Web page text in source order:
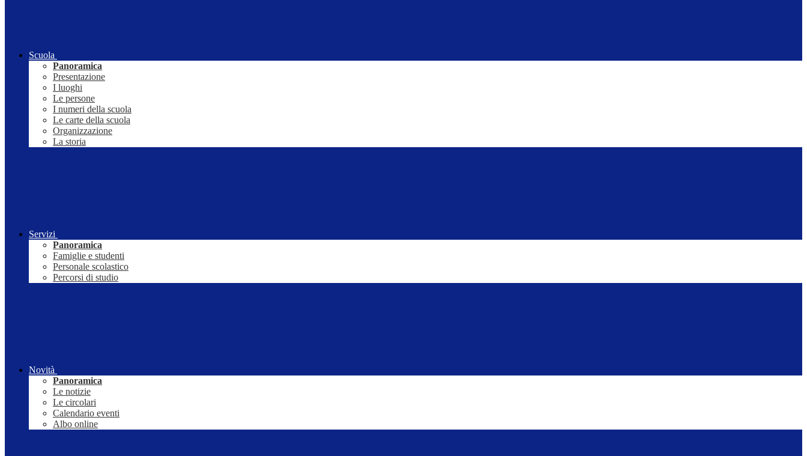
Scuola
Panoramica
Presentazione
I luoghi
Le persone
I numeri della scuola
Le carte della scuola
Organizzazione
La storia
Servizi
Panoramica
Famiglie e studenti
Personale scolastico
Percorsi di studio
Novità
Panoramica
Le notizie
Le circolari
Calendario eventi
Albo online